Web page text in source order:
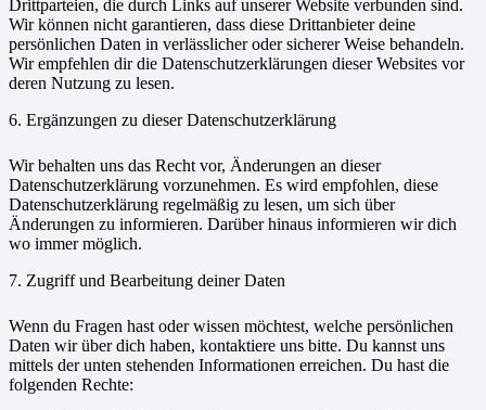
Drittparteien, die durch Links auf unserer Website verbunden sind.
Wir können nicht garantieren, dass diese Drittanbieter deine
persönlichen Daten in verlässlicher oder sicherer Weise behandeln.
Wir empfehlen dir die Datenschutzerklärungen dieser Websites vor
deren Nutzung zu lesen.
6. Ergänzungen zu dieser Datenschutzerklärung
Wir behalten uns das Recht vor, Änderungen an dieser
Datenschutzerklärung vorzunehmen. Es wird empfohlen, diese
Datenschutzerklärung regelmäßig zu lesen, um sich über
Änderungen zu informieren. Darüber hinaus informieren wir dich
wo immer möglich.
7. Zugriff und Bearbeitung deiner Daten
Wenn du Fragen hast oder wissen möchtest, welche persönlichen
Daten wir über dich haben, kontaktiere uns bitte. Du kannst uns
mittels der unten stehenden Informationen erreichen. Du hast die
folgenden Rechte: